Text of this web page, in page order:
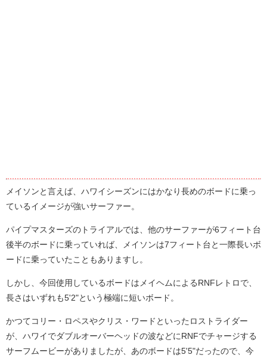
メイソンと言えば、ハワイシーズンにはかなり長めのボードに乗っ
ているイメージが強いサーファー。
パイプマスターズのトライアルでは、他のサーファーが6フィート台
後半のボードに乗っていれば、メイソンは7フィート台と一際長いボ
ードに乗っていたこともありますし。
しかし、今回使用しているボードはメイヘムによるRNFレトロで、
長さはいずれも5'2"という極端に短いボード。
かつてコリー・ロペスやクリス・ワードといったロストライダー
が、ハワイでダブルオーバーヘッドの波などにRNFでチャージする
サーフムービーがありましたが、あのボードは5'5"だったので、今